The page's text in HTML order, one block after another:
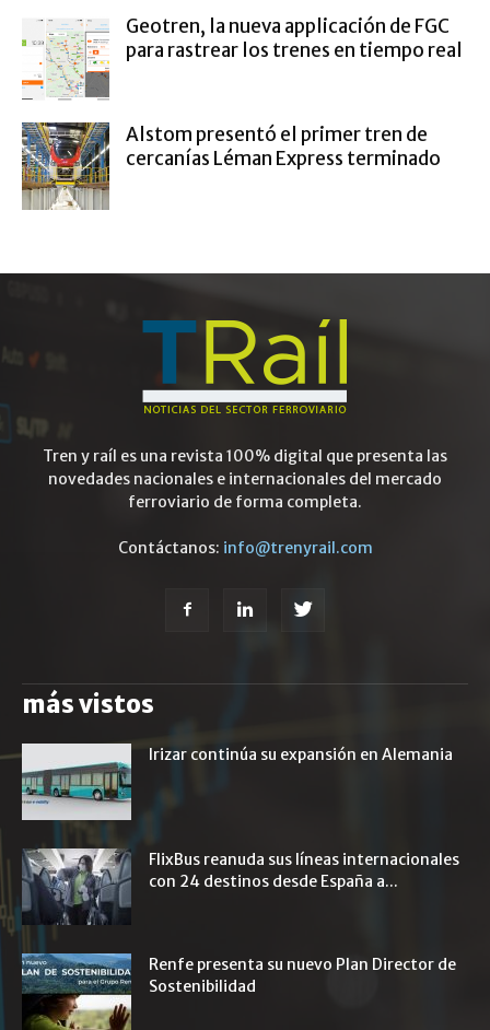
Geotren, la nueva applicación de FGC
para rastrear los trenes en tiempo real
Alstom presentó el primer tren de
cercanías Léman Express terminado
Tren y raíl es una revista 100% digital que presenta las
novedades nacionales e internacionales del mercado
ferroviario de forma completa.
Contáctanos: info@trenyrail.com
más vistos
Irizar continúa su expansión en Alemania
FlixBus reanuda sus líneas internacionales
con 24 destinos desde España a...
Renfe presenta su nuevo Plan Director de
Sostenibilidad